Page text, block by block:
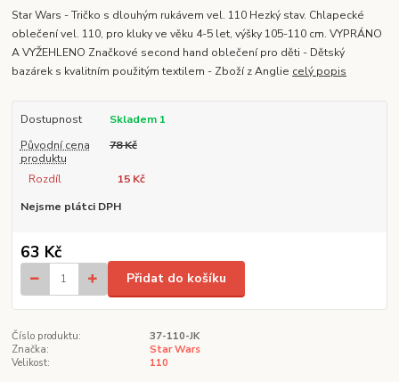
Star Wars - Tričko s dlouhým rukávem vel. 110 Hezký stav. Chlapecké
oblečení vel. 110, pro kluky ve věku 4-5 let, výšky 105-110 cm. VYPRÁNO
A VYŽEHLENO Značkové second hand oblečení pro děti - Dětský
bazárek s kvalitním použitým textilem - Zboží z Anglie celý popis
Dostupnost
Skladem 1
Původní cena
produktu
78 Kč
Rozdíl
15 Kč
Nejsme plátci DPH
63 Kč
Přidat do košíku
Číslo produktu:
37-110-JK
Značka:
Star Wars
Velikost:
110